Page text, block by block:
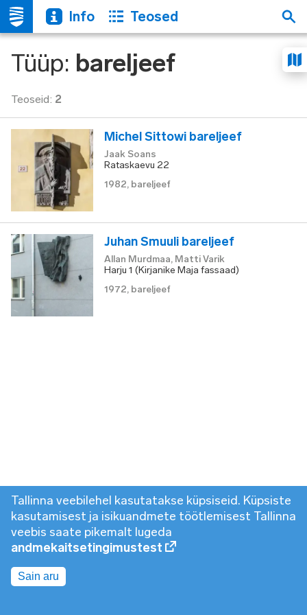
Info Teosed
Tüüp: bareljeef
Teoseid: 2
Michel Sittowi bareljeef
Jaak Soans
Rataskaevu 22
1982, bareljeef
Juhan Smuuli bareljeef
Allan Murdmaa, Matti Varik
Harju 1 (Kirjanike Maja fassaad)
1972, bareljeef
Tallinna veebilehel kasutatakse küpsiseid. Küpsiste
kasutamisest ja isikuandmete töötlemisest Tallinna
veebis saate pikemalt lugeda
andmekaitsetingimustest
Sain aru